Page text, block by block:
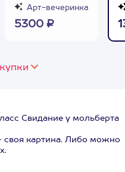
Арт-вечеринка
5300 ₽
Свидание у мольберта
своя картина. Либо можно